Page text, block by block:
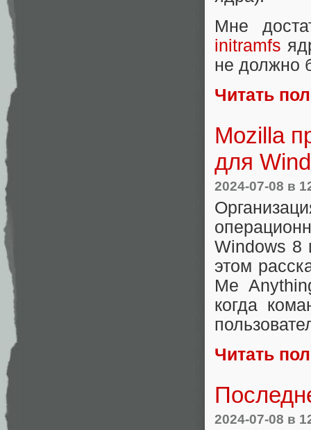
Мне
initramfs
не должно
Читать
Mozilla
для
2024-07-08 в
Windows 8
этом
Me
когда
Читать
2024-07-08 в